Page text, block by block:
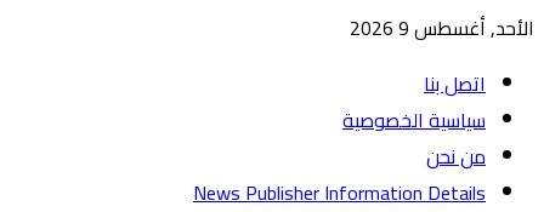
الأحد, أغسطس 9 2026
اتصل بنا
سياسية الخصوصية
من نحن
News Publisher Information Details